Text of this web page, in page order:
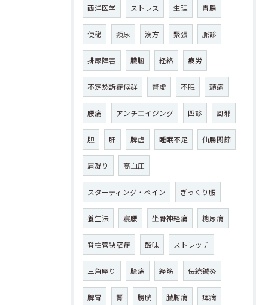
西洋医学 ストレス 生理 胃腸
便秘 頻尿 漢方 緊張 脈診
排尿障害 臓腑 経絡 疲労
不定愁訴症候群 腎虚 不眠 頭痛
腰痛 アンチエイジング 四診 風邪
胆 肝 脾虚 睡眠不足 仙腸関節
肩凝り 高血圧
スターティング・ペイン ぎっくり腰
養生法 寝腰 坐骨神経痛 糖尿病
脊柱管狭窄症 酸味 ストレッチ
三角座り 膝痛 経筋 伝統鍼灸
脾胃 腎 膀胱 臓腑病 痺病